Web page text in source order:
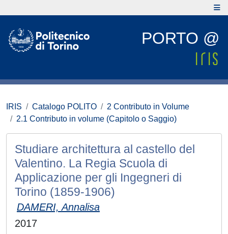
PORTO @
IRIS Catalogo POLITO
2 Contributo in Volume
2.1 Contributo in volume (Capitolo o Saggio)
Studiare architettura al castello del
Valentino. La Regia Scuola di
Applicazione per gli Ingegneri di
Torino (1859-1906)
DAMERI, Annalisa
2017